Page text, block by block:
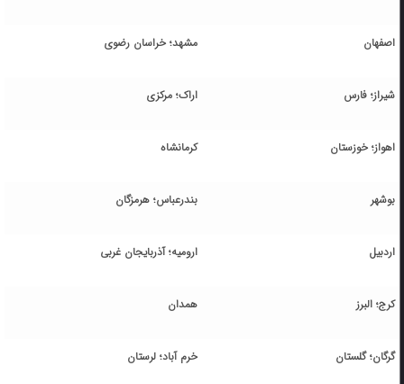
اصفهان مشهد؛ خراسان رضوی
شیراز؛ فارس اراک؛ مرکزی
اهواز؛ خوزستان کرمانشاه
بوشهر بندرعباس؛ هرمزگان
اردبیل ارومیه؛ آذربایجان غربی
کرج؛ البرز همدان
گرگان؛ گلستان خرم آباد؛ لرستان